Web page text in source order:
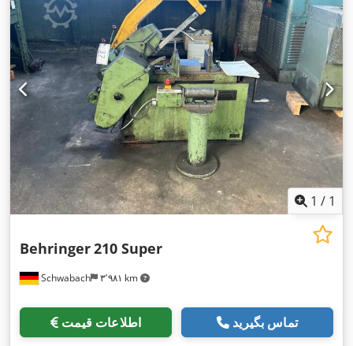
1 / 1
Schwabach ۳٬۹۸۱ km
Behringer210 Super
اطلاعات قیمت تماس بگیرید